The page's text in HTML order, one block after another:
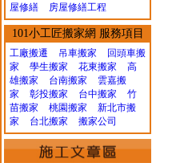
屋修繕
房屋修繕工程
101小工匠搬家網 服務項目
工廠搬遷 吊車搬家
回頭車搬
家
學生搬家 花東搬家
高
雄搬家
台南搬家
雲嘉搬
家
彰投搬家 台中搬家
竹
苗搬家
桃園搬家
新北市搬
家
台北搬家 搬家公司